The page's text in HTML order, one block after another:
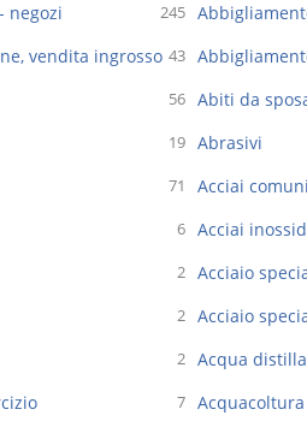
245
negozi
43
vendita ingrosso
56 Abiti da
19 Abrasivi
71 Acciai comuni
6 Acciai
2 Acciaio
2 Acciaio
2 Acqua
7 Acquacoltura